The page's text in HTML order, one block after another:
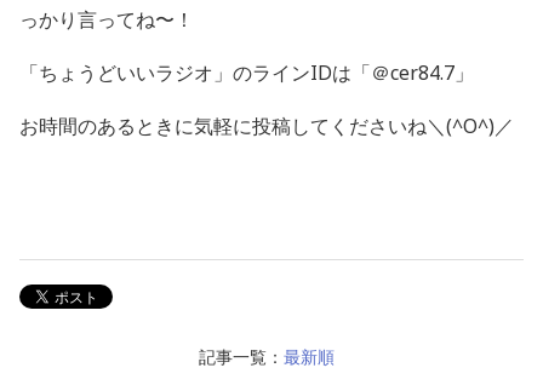
っかり言ってね〜！
「ちょうどいいラジオ」のラインIDは「＠cer84.7」
お時間のあるときに気軽に投稿してくださいね＼(^O^)／
記事一覧： 最新順